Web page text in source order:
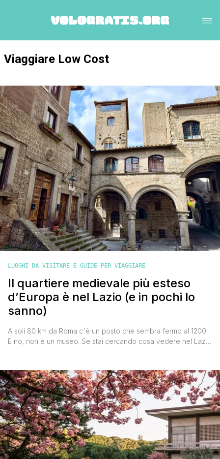
Viaggiare Low Cost
LUOGHI DA VISITARE E GUIDE PER VIAGGIARE
Il quartiere medievale più esteso
d’Europa è nel Lazio (e in pochi lo
sanno)
A soli 80 km da Roma c'è un posto che sembra fermo al 1200.
E no, non è un museo. Se stai cercando cosa vedere nel Lazio
borghi più famosi d'Italia. Anzi, per dimensioni [']